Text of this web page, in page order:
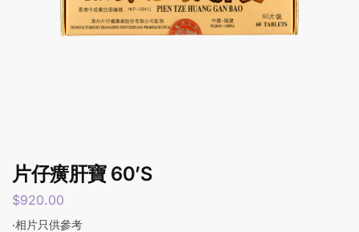
片仔癀肝寶 60’S
$920.00
‧相片只供參考